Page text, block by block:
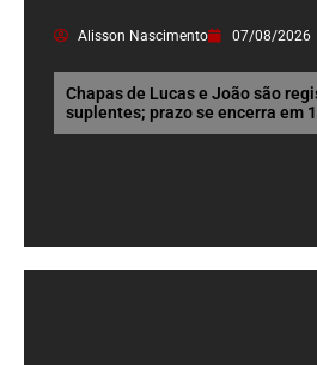
Alisson Nascimento 07/08/2026
Chapas de Lucas e João são
suplentes; prazo se encerra em